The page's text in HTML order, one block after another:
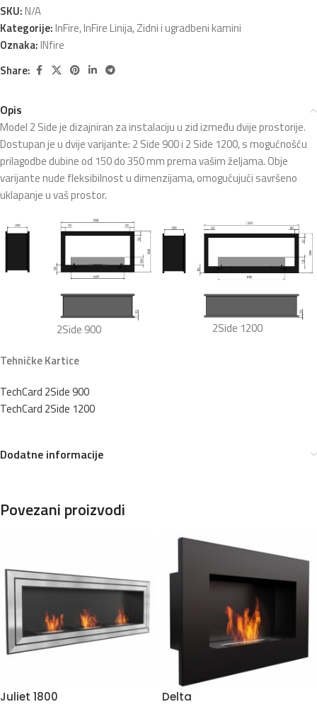
SKU:N/A
Kategorije:InFire,InFire Linija,Zidni i ugradbeni kamini
Oznaka:INfire
Share:
Opis
Model 2 Side je dizajniran za instalaciju u zid između dvije prostorije.
Dostupan je u dvije varijante: 2 Side 900 i 2 Side 1200, s mogućnošću
prilagodbe dubine od 150 do 350 mm prema vašim željama. Obje
varijante nude fleksibilnost u dimenzijama, omogućujući savršeno
uklapanje u vaš prostor.
2Side 900
2Side 1200
Tehničke Kartice
TechCard 2Side 900
TechCard 2Side 1200
Dodatne informacije
Povezani proizvodi
Juliet 1800 Delta